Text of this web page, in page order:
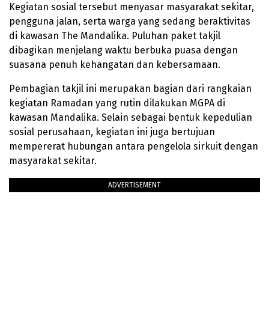
Kegiatan sosial tersebut menyasar masyarakat sekitar,
pengguna jalan, serta warga yang sedang beraktivitas
di kawasan The Mandalika. Puluhan paket takjil
dibagikan menjelang waktu berbuka puasa dengan
suasana penuh kehangatan dan kebersamaan.
Pembagian takjil ini merupakan bagian dari rangkaian
kegiatan Ramadan yang rutin dilakukan MGPA di
kawasan Mandalika. Selain sebagai bentuk kepedulian
sosial perusahaan, kegiatan ini juga bertujuan
mempererat hubungan antara pengelola sirkuit dengan
masyarakat sekitar.
ADVERTISEMENT